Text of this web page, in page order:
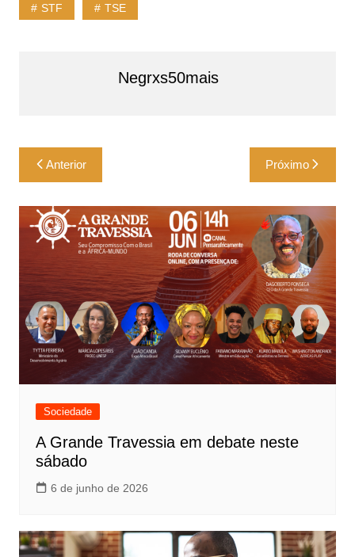
STF TSE
Negrxs50mais
Navegação
de
Post
Anterior Próximo
Sociedade
A Grande Travessia em debate neste
sábado
6 de junho de 2026